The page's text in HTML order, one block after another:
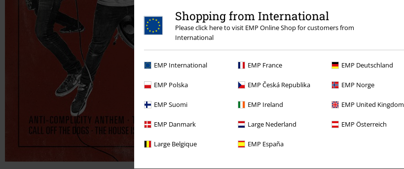
Shopping from International
Please click here to visit EMP Online Shop for customers from
International
EMP International EMP France EMP Deutschland
EMP Polska EMP Česká Republika EMP Norge
EMP Suomi EMP Ireland EMP United Kingdom
EMP Danmark Large Nederland EMP Österreich
Large Belgique EMP España